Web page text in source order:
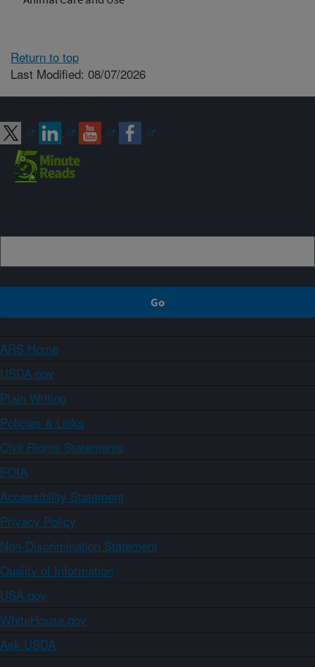
Return to top
Last Modified: 08/07/2026
ARS Home
USDA.gov
Plain Writing
Policies & Links
Civil Rights Statements
FOIA
Accessibility Statement
Privacy Policy
Non-Discrimination Statement
Quality of Information
USA.gov
WhiteHouse.gov
Ask USDA